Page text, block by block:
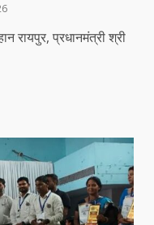
रायपुर, प्रधानमंत्री श्री